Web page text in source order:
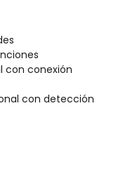
con conexión
con detección